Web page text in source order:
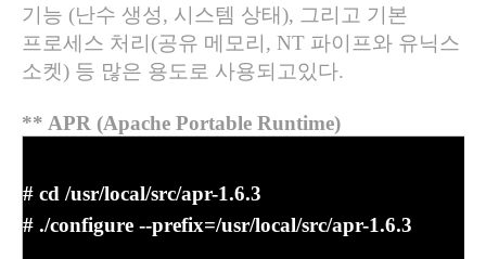
기능 (난수 생성, 시스템 상태), 그리고 기본
프로세스 처리 (공유 메모리 , NT 파이프와 유닉스
소켓) 등 많은 용도로 사용되고있다.
** APR (Apache Portable Runtime)
# cd /usr/local/src/apr-1.6.3
# ./configure --prefix=/usr/local/src/apr-1.6.3